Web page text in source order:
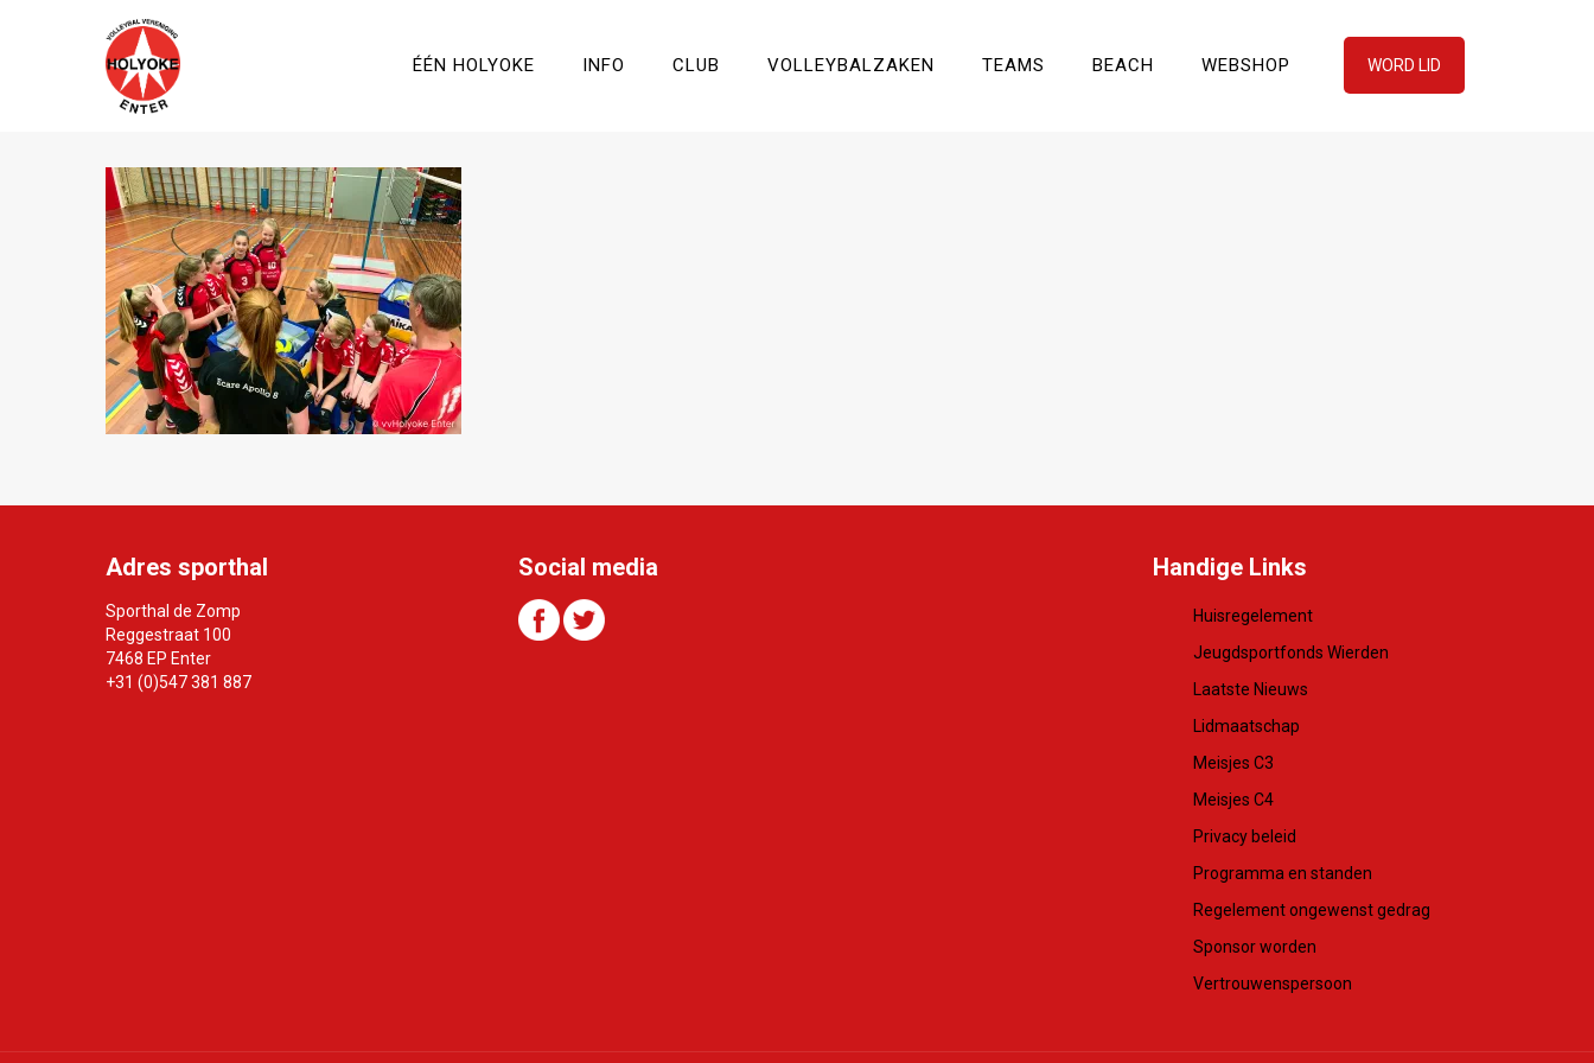
ÉÉN HOLYOKE INFO CLUB VOLLEYBALZAKEN TEAMS BEACH WEBSHOP WORD LID
Adres sporthal
Sporthal de Zomp
Reggestraat 100
7468 EP Enter
+31 (0)547 381 887
Social media Handige Links
Huisregelement
Jeugdsportfonds Wierden
Laatste Nieuws
Lidmaatschap
Meisjes C3
Meisjes C4
Privacy beleid
Programma en standen
Regelement ongewenst gedrag
Sponsor worden
Vertrouwenspersoon